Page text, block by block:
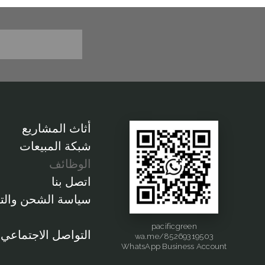
أثاث المشاريع
شبكة المبيعات
الوظائف
اتصل بنا
سياسة الشحن
التواصل الاجتماعي
pacificgreen
wa.me/85269319503
WhatsApp Business Account